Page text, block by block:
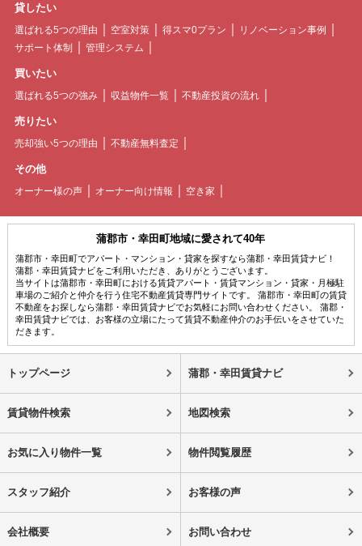
貸したい
選ばれる5つの理由 空室対策 得スマ0プラン
リノベーション事例
サポート体制
管理システム
買いたい
選ばれる5つの強み 収益物件一覧 不動産投資の流れ
売りたい
売却強い5つの理由 不動産無料査定
その他
オーナー様の声 オーナー向け情報 空き家
蒲郡市・幸田町地域に愛されて40年
蒲郡市・幸田町でアパート・マンション・貸家を探すなら蒲郡・幸田賃貸ナビ！
蒲郡・幸田賃貸ナビをご利用いただき、ありがとうございます。
当サイトは蒲郡市・幸田町における賃貸アパート・賃貸マンション・貸家・月極駐
車場のご紹介と仲介を行う住宅不動産賃貸専門サイトです。 蒲郡市・幸田町の賃貸
不動産をお探しなら蒲郡・幸田賃貸ナビでお気軽にお問い合わせください。 蒲郡・
幸田賃貸ナビでは、お客様の立場にたって賃貸不動産仲介のお手伝いをさせていた
だきます。
トップページ 蒲郡・幸田賃貸ナビ
賃貸物件検索 地図検索
お気に入り物件一覧 物件閲覧履歴
スタッフ紹介 お客様の声
会社概要 お問い合わせ